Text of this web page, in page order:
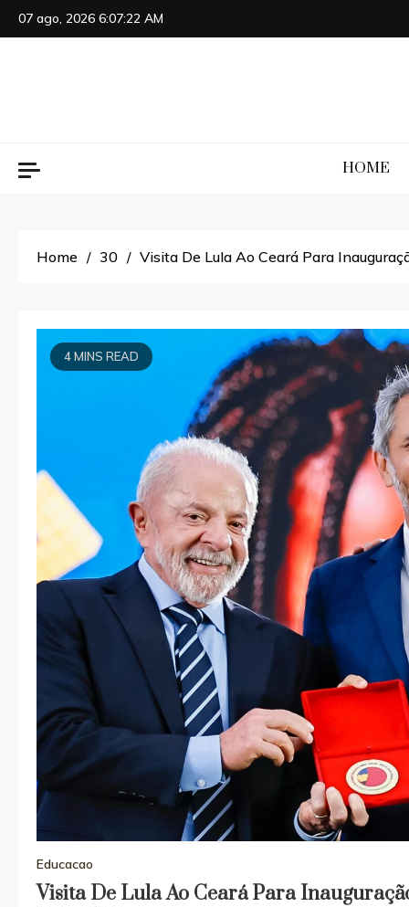
Skip
to
07 ago, 2026 6:07:23 AM
HOME
Home 30 Visita De Lula Ao Ceará Para
4 MINS READ
Educacao
Visita De Lula Ao Ceará Para